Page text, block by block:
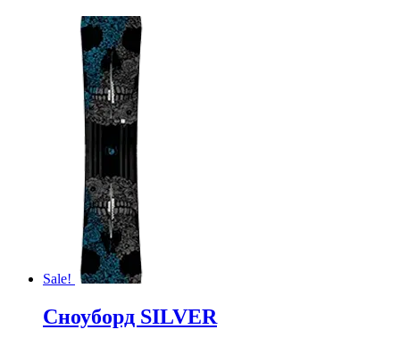
Sale!
Сноуборд SILVER